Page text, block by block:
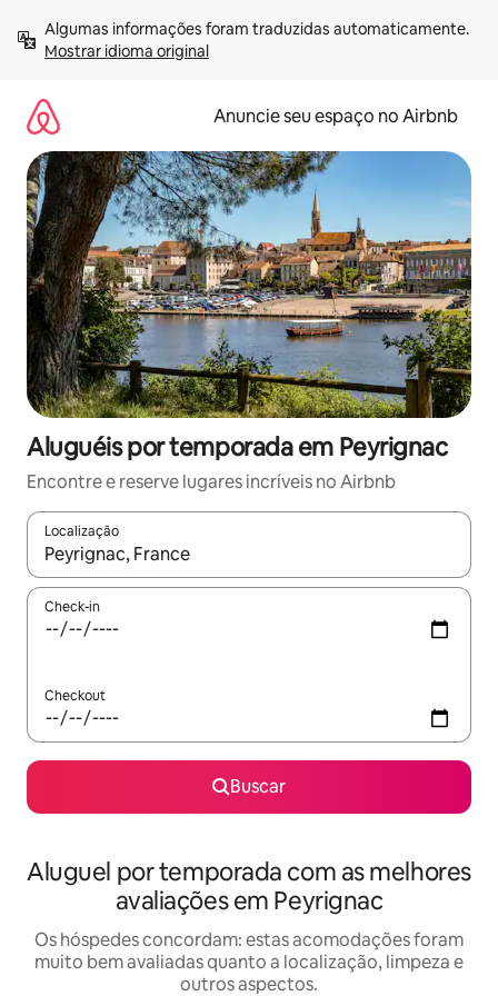
para
Mostrar idioma original
Anuncie seu espaço no Airbnb
Aluguéis por temporada em Peyrignac
Encontre e reserve lugares incríveis no Airbnb
Localização
Quando os resultados estiverem disponíveis, explore-os
Check-in
Checkout
Buscar
Aluguel por temporada com as melhores
avaliações em Peyrignac
Os hóspedes concordam: estas acomodações foram
muito bem avaliadas quanto a localização, limpeza e
outros aspectos.